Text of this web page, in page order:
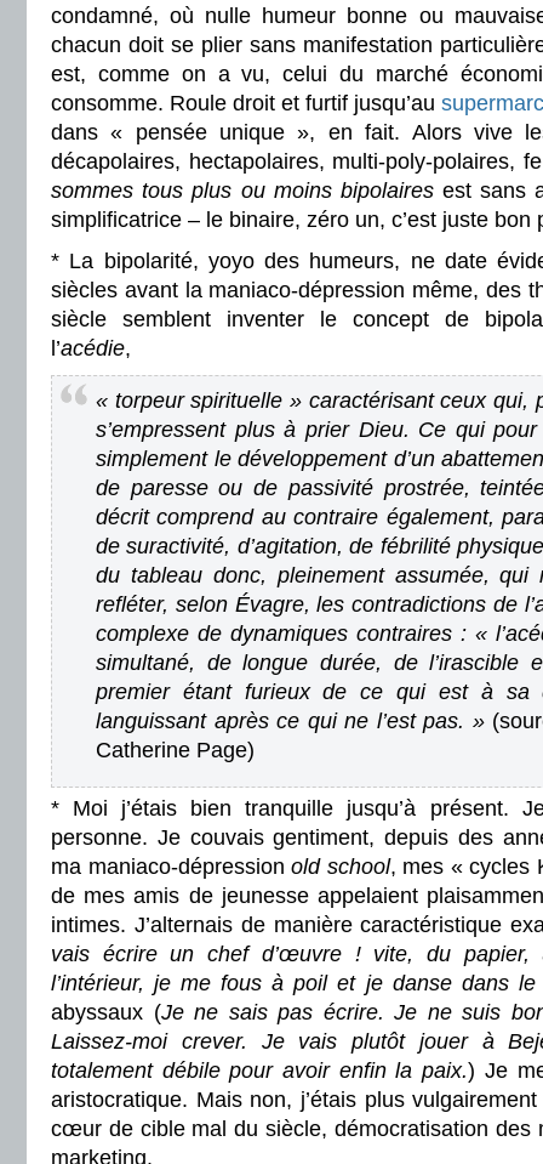
condamné, où nulle humeur bonne ou
chacun doit se plier sans manifestation
est, comme on a vu, celui du marché
consomme. Roule droit et furtif jusqu’au
dans « pensée unique », en fait. Alors vive
décapolaires, hectapolaires, multi-poly-polaires,
sommes tous plus ou moins bipolairesest sans
simplificatrice – le binaire, zéro un, c’est juste bon
* La bipolarité, yoyo des humeurs, ne date
siècles avant la maniaco-dépression même, des
siècle semblent inventer le concept de
l’acédie,
« torpeur spirituelle » caractérisant ceux qui,
s’empressent plus à prier Dieu. Ce qui
simplement le développement d’un
de paresse ou de passivité prostrée,
décrit comprend au contraire également,
de suractivité, d’agitation, de fébrilité
du tableau donc, pleinement assumée, qui
refléter, selon Évagre, les contradictions de
complexe de dynamiques contraires : «
simultané, de longue durée, de l’irascible
premier étant furieux de ce qui est à sa
languissant après ce qui ne l’est pas. »
Catherine Page)
* Moi j’étais bien tranquille jusqu’à présent.
personne. Je couvais gentiment, depuis des
ma maniaco-dépression old school, mes « cycles
de mes amis de jeunesse appelaient
intimes. J’alternais de manière caractéristique
vais écrire un chef d’œuvre ! vite, du
l’intérieur, je me fous à poil et je danse dans
abyssaux (Je ne sais pas écrire. Je ne suis
Laissez-moi crever. Je vais plutôt jouer à
totalement débile pour avoir enfin la paix.) Je
aristocratique. Mais non, j’étais plus
cœur de cible mal du siècle, démocratisation des
marketing.